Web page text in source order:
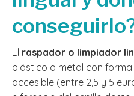
El raspador o limpiador
plástico o metal con
accesible (entre 2,5 y 5